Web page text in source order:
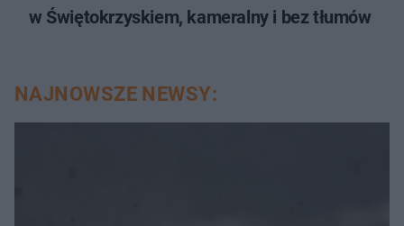
w Świętokrzyskiem, kameralny i bez tłumów
NAJNOWSZE NEWSY: